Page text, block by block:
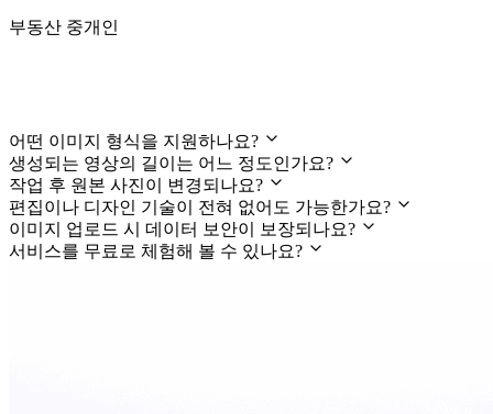
부동산 중개인
어떤 이미지 형식을 지원하나요?
생성되는 영상의 길이는 어느 정도인가요?
작업 후 원본 사진이 변경되나요?
편집이나 디자인 기술이 전혀 없어도 가능한가요?
이미지 업로드 시 데이터 보안이 보장되나요?
서비스를 무료로 체험해 볼 수 있나요?